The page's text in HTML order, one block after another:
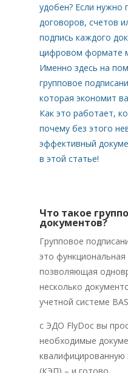
удобен? Если нужно
договоров, счетов
подпись каждого
цифровом формате
Именно здесь на
групповое
которая экономит
Как это работает,
почему без этого
эффективный
в этой статье!
Что такое
документов?
Групповое
это
позволяющая
несколько
учетной системе
с ЭДО FlyDoc вы
необходимые
квалифицированную